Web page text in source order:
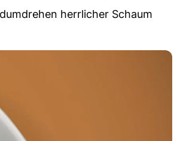
herrlicher Schaum